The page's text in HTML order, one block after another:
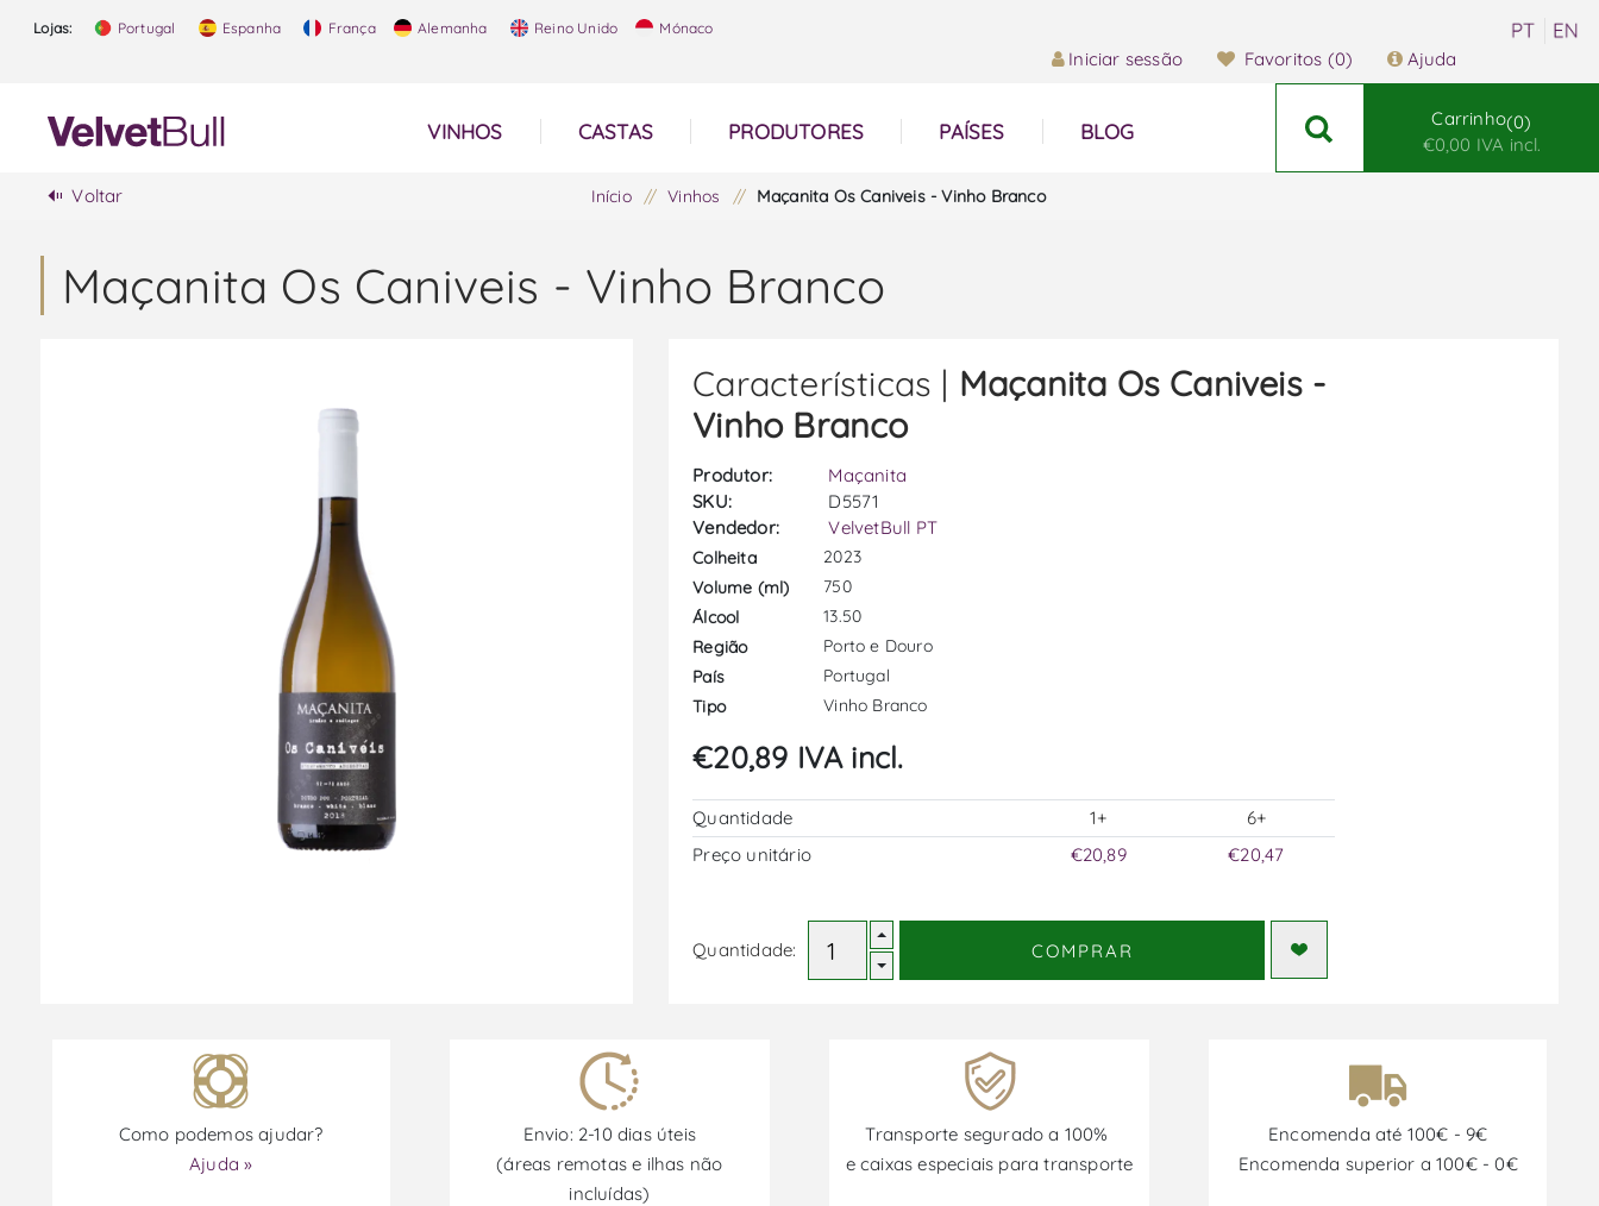
Lojas: Portugal Espanha França Alemanha Reino Unido Mónaco
Iniciar sessão Favoritos (0) Ajuda
VINHOS CASTAS PRODUTORES PAÍSES BLOG
Carrinho 0
€0,00 IVA incl.
Voltar Início / Vinhos / Maçanita Os Caniveis - Vinho Branco
Maçanita Os Caniveis - Vinho Branco
Características | Maçanita Os Caniveis -
Vinho Branco
Produtor:
Maçanita
SKU:
D5571
Vendedor:
VelvetBull PT
Colheita
2023
Volume (ml)
750
Álcool
13.50
Região
Porto e Douro
País
Portugal
Tipo
Vinho Branco
€20,89 IVA incl.
Quantidade 1+
6+
Preço unitário
€20,89 €20,47
Quantidade: COMPRAR
Como podemos ajudar?
Ajuda »
Envio: 2-10 dias úteis
(áreas remotas e ilhas não
incluídas)
Transporte segurado a 100%
e caixas especiais para transporte
Encomenda até 100€ - 9€
Encomenda superior a 100€ - 0€